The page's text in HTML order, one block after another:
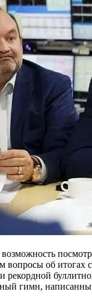
вопросы об итогах
рекордной
гимн,